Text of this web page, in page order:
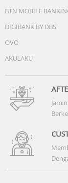
BTN MOBILE
DIGIBANK BY DBS
OVO
AKULAKU